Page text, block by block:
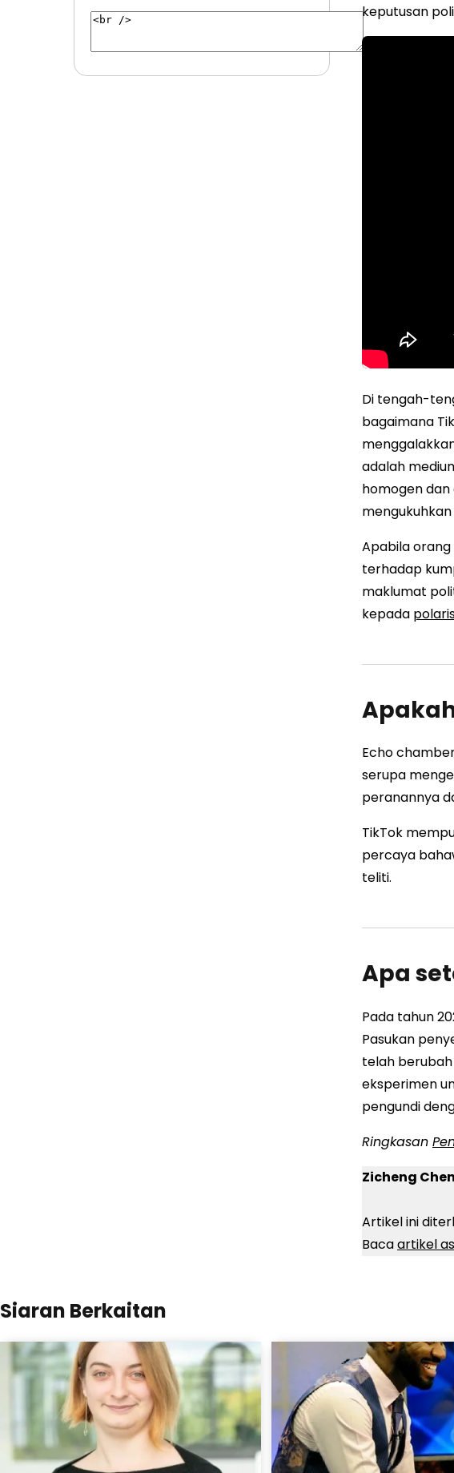
keputusan
Di tengah-
bagaimana
adalah
homogen
Apabila
terhadap
maklumat
kepada
Echo
serupa
peranannya
TikTok
percaya
teliti.
Apa
Pada tahun
Pasukan
telah
eksperimen
pengundi
Ringkasan
Zicheng
Artikel ini
Bacaartikel
Siaran Berkaitan